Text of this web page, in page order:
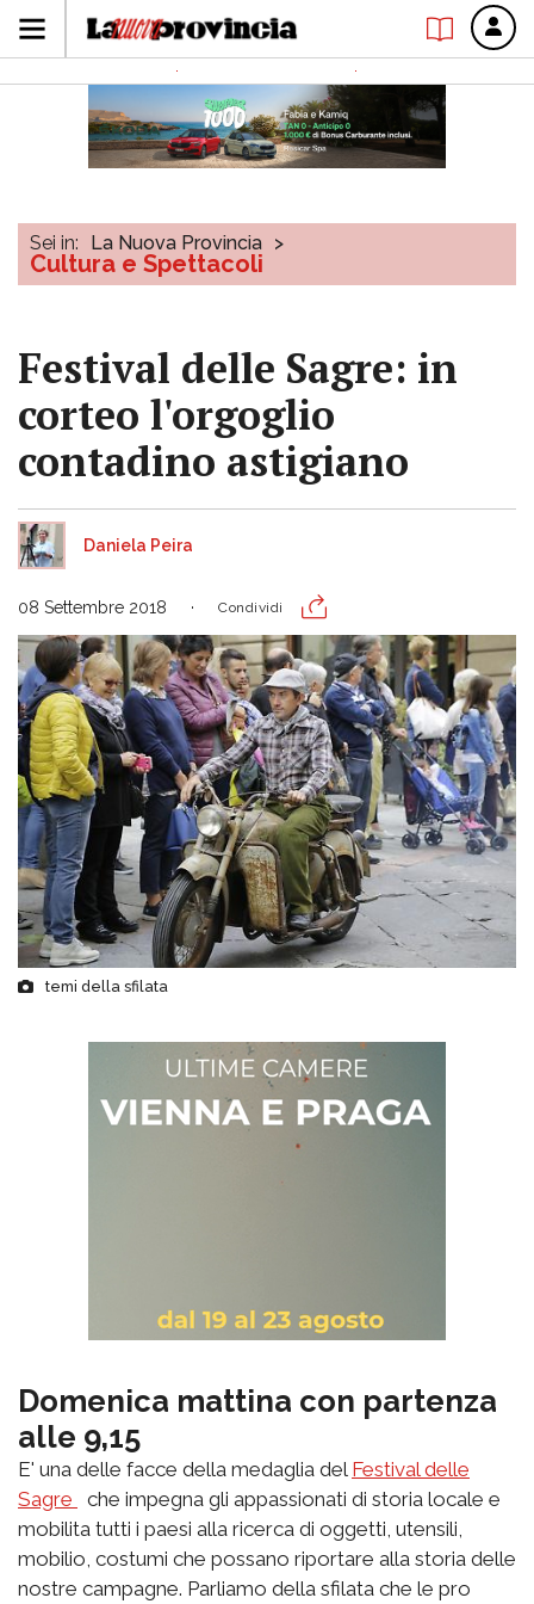
Sei in: La Nuova Provincia >
Cultura e Spettacoli
Festival delle Sagre: in
corteo l'orgoglio
contadino astigiano
Daniela Peira
08 Settembre 2018 Condividi
temi della sfilata
Domenica mattina con partenza
alle 9,15
E' una delle facce della medaglia del Festival delle
Sagre
che impegna gli appassionati di storia locale e
mobilita tutti i paesi alla ricerca di oggetti, utensili,
mobilio, costumi che possano riportare alla storia delle
nostre campagne. Parliamo della sfilata che le pro